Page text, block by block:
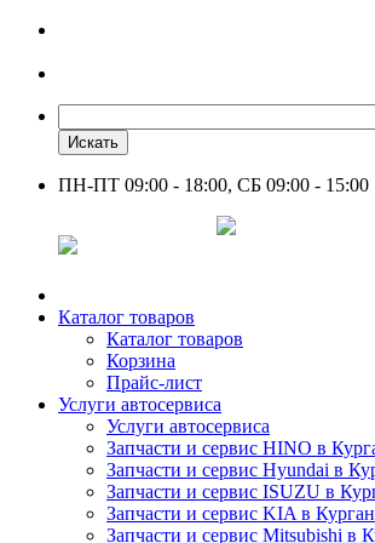
Искать
ПН-ПТ 09:00 - 18:00, СБ 09:00 - 15:00
Каталог товаров
Каталог товаров
Корзина
Прайс-лист
Услуги автосервиса
Услуги автосервиса
Запчасти и сервис HINO в
Запчасти и сервис Hyundai в
Запчасти и сервис ISUZU в
Запчасти и сервис KIA в
Запчасти и сервис Mitsubishi в